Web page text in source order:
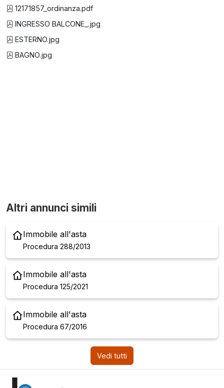
12171857_ordinanza.pdf
INGRESSO BALCONE_.jpg
ESTERNO.jpg
BAGNO.jpg
Altri annunci simili
Immobile all'asta
Procedura 288/2013
Immobile all'asta
Procedura 125/2021
Immobile all'asta
Procedura 67/2016
Vedi tutti